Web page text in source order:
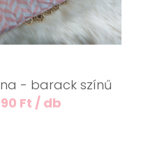
- barack színű
Ft / db